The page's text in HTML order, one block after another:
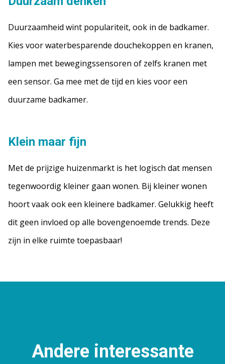
Duurzaamheid wint populariteit, ook in de badkamer.
Kies voor waterbesparende douchekoppen en kranen,
lampen met bewegingssensoren of zelfs kranen met
een sensor. Ga mee met de tijd en kies voor een
duurzame badkamer.
Klein maar fijn
Met de prijzige huizenmarkt is het logisch dat mensen
tegenwoordig kleiner gaan wonen. Bij kleiner wonen
hoort vaak ook een kleinere badkamer. Gelukkig heeft
dit geen invloed op alle bovengenoemde trends. Deze
zijn in elke ruimte toepasbaar!
Andere interessante